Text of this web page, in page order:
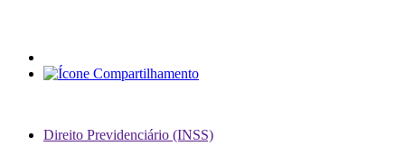
Direito Previdenciário (INSS)